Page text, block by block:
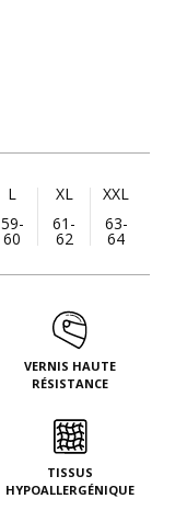
L
59-
60
XL
61-
62
XXL
63-
64
VERNIS HAUTE
RÉSISTANCE
TISSUS
HYPOALLERGÉNIQUE